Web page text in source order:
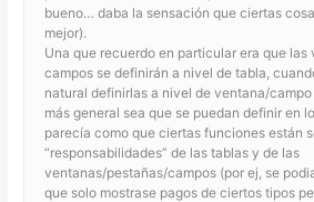
bueno… daba la sensación que ciertas
mejor).
Una que recuerdo en particular era que las
campos se definirán a nivel de tabla,
natural definirlas a nivel de ventana/
más general sea que se puedan definir en
parecía como que ciertas funciones están
“responsabilidades” de las tablas y de las
ventanas/pestañas/campos (por ej, se
que solo mostrase pagos de ciertos tipos